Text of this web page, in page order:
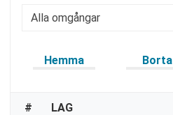
Hemma Borta
# LAG